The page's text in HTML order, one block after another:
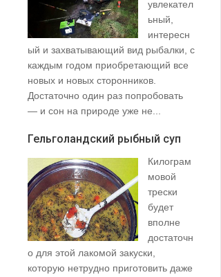
увлекател
ьный,
интересн
ый и захватывающий вид рыбалки, с
каждым годом приобретающий все
новых и новых сторонников.
Достаточно один раз попробовать
— и сон на природе уже не...
Гельголандский рыбный суп
Килограм
мовой
трески
будет
вполне
достаточн
о для этой лакомой закуски,
которую нетрудно приготовить даже